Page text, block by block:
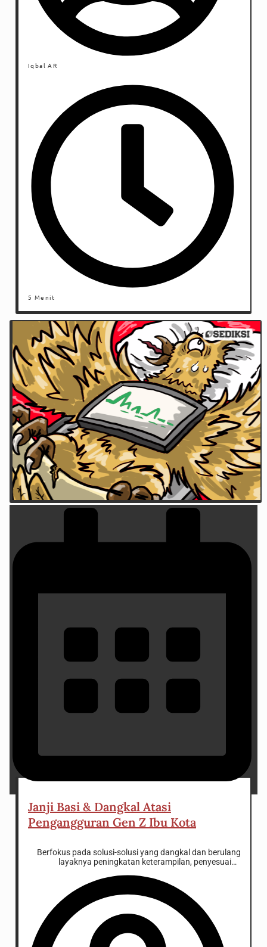
Iqbal AR
5 Menit
Janji Basi & Dangkal Atasi
Pengangguran Gen Z Ibu Kota
Berfokus pada solusi-solusi yang dangkal dan berulang
layaknya peningkatan keterampilan, penyesuaian
digital anak muda, apalagi pemberian bantuan materi,
rasanya tidak akan membuat situasi berubah menjadi